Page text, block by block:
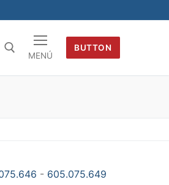
MENÚ
BUTTON
- 605.075.649